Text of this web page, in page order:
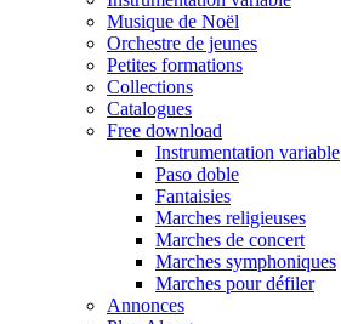
Musique de Noël
Orchestre de jeunes
Petites formations
Collections
Catalogues
Free download
Instrumentation variable
Paso doble
Fantaisies
Marches religieuses
Marches de concert
Marches symphoniques
Marches pour défiler
Annonces